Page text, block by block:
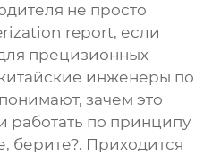
не просто
report, если
прецизионных
инженеры по
зачем это
по принципу
берите?. Приходится